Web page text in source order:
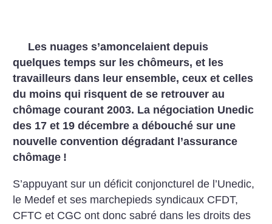
Les nuages s’amoncelaient depuis
quelques temps sur les chômeurs, et les
travailleurs dans leur ensemble, ceux et celles
du moins qui risquent de se retrouver au
chômage courant 2003. La négociation Unedic
des 17 et 19 décembre a débouché sur une
nouvelle convention dégradant l’assurance
chômage !
S’appuyant sur un déficit conjoncturel de l’Unedic,
le Medef et ses marchepieds syndicaux CFDT,
CFTC et CGC ont donc sabré dans les droits des